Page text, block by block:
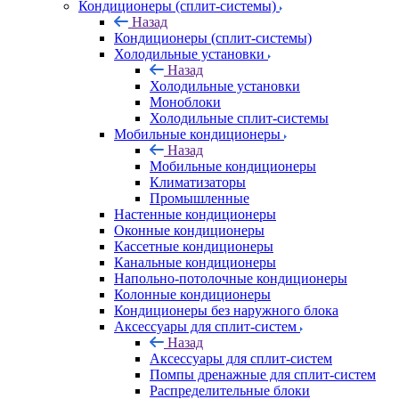
Кондиционеры (сплит-системы)
Назад
Кондиционеры (сплит-системы)
Холодильные установки
Назад
Холодильные установки
Моноблоки
Холодильные сплит-системы
Мобильные кондиционеры
Назад
Мобильные кондиционеры
Климатизаторы
Промышленные
Настенные кондиционеры
Оконные кондиционеры
Кассетные кондиционеры
Канальные кондиционеры
Напольно-потолочные кондиционеры
Колонные кондиционеры
Кондиционеры без наружного блока
Аксессуары для сплит-систем
Назад
Аксессуары для сплит-систем
Помпы дренажные для сплит-систем
Распределительные блоки